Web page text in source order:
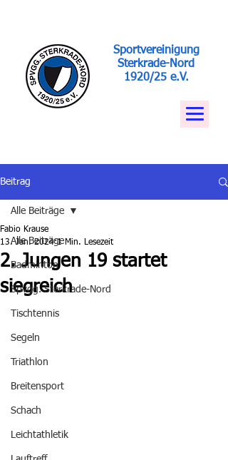
Sportvereinigung
Sterkrade-Nord
1920/25 e.V.
Beitrag
Alle Beiträge
Badminton
Spvgg. Sterkrade-Nord
Tischtennis
Segeln
Triathlon
Breitensport
Schach
Leichtathletik
Alle Beiträge
2. Jungen 19 startet
siegreich
Fabio Krause
13. Jan. 2024 1 Min. Lesezeit